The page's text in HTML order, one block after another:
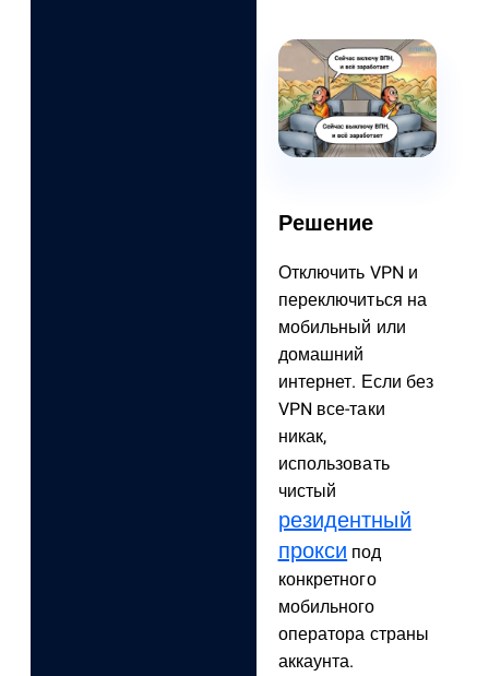
Решение
Отключить VPN и
переключиться на
мобильный или
домашний
интернет. Если без
VPN все-таки
никак,
использовать
чистый
резидентный
проксипод
конкретного
мобильного
оператора страны
аккаунта.